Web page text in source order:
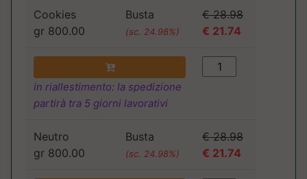
Cookies
gr 800.00
Busta
(sc. 24.98%)
€ 28.98
€ 21.74
in riallestimento: la spedizione
partirà tra 5 giorni lavorativi
Neutro
gr 800.00
Busta
(sc. 24.98%)
€ 28.98
€ 21.74